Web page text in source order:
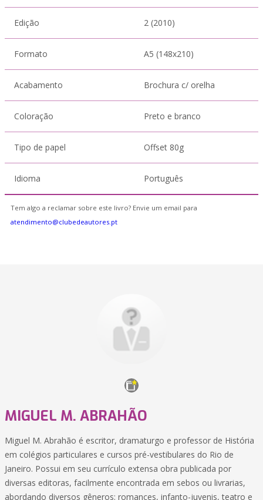
Edição 2 (2010)
Formato A5 (148x210)
Acabamento Brochura c/ orelha
Coloração Preto e branco
Tipo de papel Offset 80g
Idioma Português
Tem algo a reclamar sobre este livro? Envie um email para
atendimento@clubedeautores.pt
MIGUEL M. ABRAHÃO
Miguel M. Abrahão é escritor, dramaturgo e professor de História
em colégios particulares e cursos pré-vestibulares do Rio de
Janeiro. Possui em seu currículo extensa obra publicada por
diversas editoras, facilmente encontrada em sebos ou livrarias,
abordando diversos gêneros: romances, infanto-juvenis, teatro e